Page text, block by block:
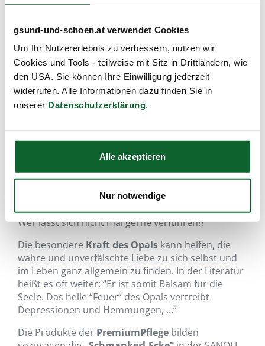
gsund-und-schoen.at verwendet Cookies
Um Ihr Nutzererlebnis zu verbessern, nutzen wir
Cookies und Tools - teilweise mit Sitz in Drittländern, wie
den USA. Sie können Ihre Einwilligung jederzeit
widerrufen. Alle Informationen dazu finden Sie in
unserer Datenschutzerklärung.
Alle akzeptieren
Nur notwendige
…sinnliche Verführung!!!
Wer lässt sich nicht mal gerne verführen!?
Die besondere Kraft des Opals kann helfen, die
wahre und unverfälschte Liebe zu sich selbst und
im Leben ganz allgemein zu finden. In der Literatur
heißt es oft weiter: “Er ist somit Balsam für die
Seele. Das helle “Feuer” des Opals vertreibt
Depressionen und Hemmungen, …”
Die Produkte der PremiumPflege bilden